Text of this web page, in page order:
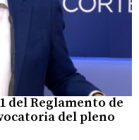
del Reglamento de
del pleno